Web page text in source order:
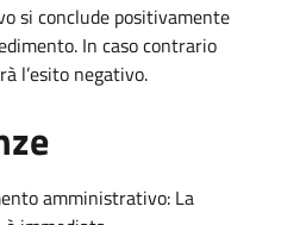
si conclude positivamente
In caso contrario
l’esito negativo.
amministrativo: La